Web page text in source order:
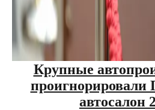
Крупные
автосалон